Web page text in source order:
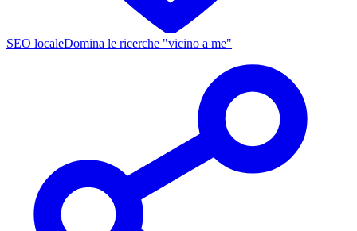
SEO localeDomina le ricerche "vicino a me"